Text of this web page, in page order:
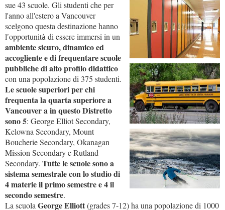
sue 43 scuole. Gli studenti che per
l'anno all'estero a Vancouver
scelgono questa destinazione hanno
l’opportunità di essere immersi in un
ambiente sicuro, dinamico ed
accogliente e di frequentare scuole
pubbliche di alto profilo didattico
con una popolazione di 375 studenti.
Le scuole superiori per chi
frequenta la quarta superiore a
Vancouver a in questo Distretto
sono 5: George Elliot Secondary,
Kelowna Secondary, Mount
Boucherie Secondary, Okanagan
Mission Secondary e Rutland
Secondary. Tutte le scuole sono a
sistema semestrale con lo studio di
4 materie il primo semestre e 4 il
secondo semestre.
La scuola George Elliott(grades 7-12) ha una popolazione di 1000